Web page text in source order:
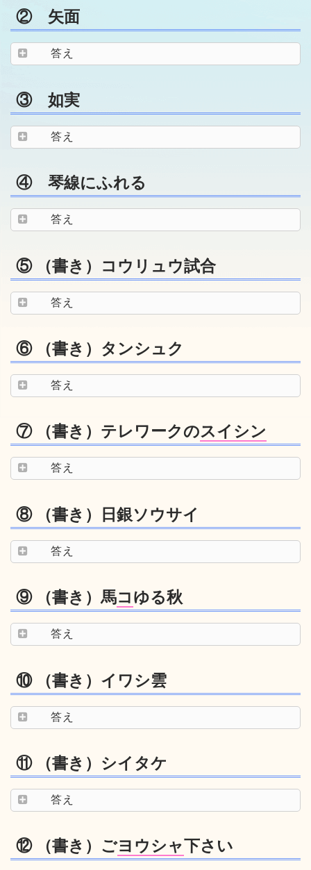
② 矢面
答え
③ 如実
答え
④ 琴線にふれる
答え
⑤ （書き）コウリュウ試合
答え
⑥ （書き）タンシュク
答え
⑦ （書き）テレワークのスイシン
答え
⑧ （書き）日銀ソウサイ
答え
⑨ （書き）馬コゆる秋
答え
⑩ （書き）イワシ雲
答え
⑪ （書き）シイタケ
答え
⑫ （書き）ごヨウシャ下さい